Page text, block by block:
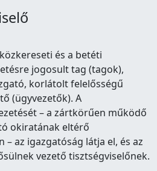
és a betéti
jogosult tag (tagok),
korlátolt felelősségű
(ügyvezetők). A
– a zártkörűen működő
okiratának eltérő
– az igazgatóság látja el, és az
vezető tisztségviselőnek.